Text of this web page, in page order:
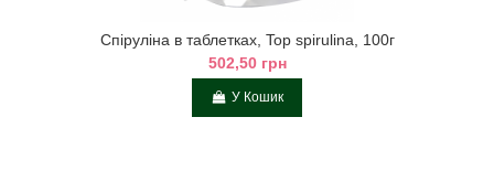
Спіруліна в таблетках, Top spirulina, 100г
502,50 грн
У Кошик